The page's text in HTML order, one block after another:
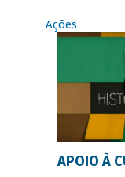
Ações
APOIO À